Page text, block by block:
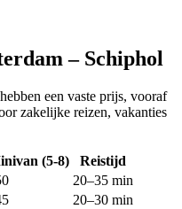
– Schiphol
een vaste prijs, vooraf
zakelijke reizen, vakanties
(5-8)
Reistijd
20–35 min
20–30 min